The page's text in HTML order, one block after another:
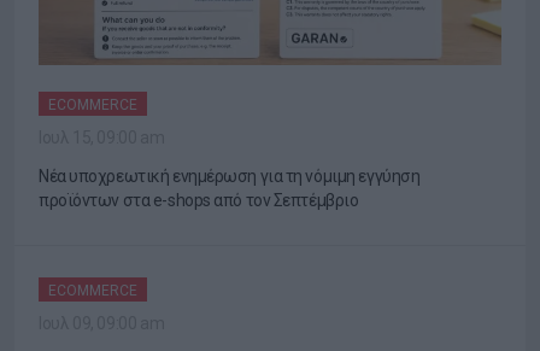
ECOMMERCE
Νέα υποχρεωτική ενημέρωση για τη νόμιμη εγγύηση
προϊόντων στα e-shops από τον Σεπτέμβριο
ECOMMERCE